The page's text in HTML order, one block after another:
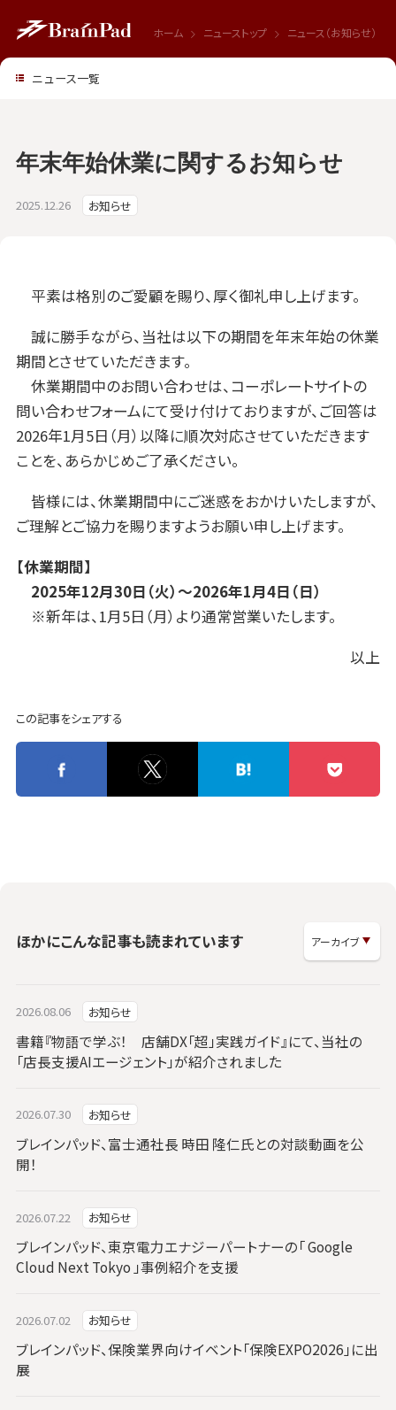
ホーム ニューストップ ニュース（お知らせ）
2025.12.26 お知らせ
年末年始休業に関するお知らせ
平素は格別のご愛顧を賜り、厚く御礼申し上げます。
誠に勝手ながら、当社は以下の期間を年末年始の休業
期間とさせていただきます。
休業期間中のお問い合わせは、コーポレートサイトの
問い合わせフォームにて受け付けておりますが、ご回答は
2026年1月5日（月）以降に順次対応させていただきます
ことを、あらかじめご了承ください。
皆様には、休業期間中にご迷惑をおかけいたしますが、
ご理解とご協力を賜りますようお願い申し上げます。
【休業期間】
2025年12月30日（火）～2026年1月4日（日）
※新年は、1月5日（月）より通常営業いたします。
以上
この記事をシェアする
ほかにこんな記事も読まれています
2026.08.06 お知らせ
書籍『物語で学ぶ！ 店舗DX「超」実践ガイド』にて、当社の
「店長支援AIエージェント」が紹介されました
2026.07.30 お知らせ
ブレインパッド、富士通社長 時田 隆仁氏との対談動画を公
開！
2026.07.22 お知らせ
ブレインパッド、東京電力エナジーパートナーの「 Google
Cloud Next Tokyo 」事例紹介を支援
2026.07.02 お知らせ
ブレインパッド、保険業界向けイベント「保険EXPO2026」に出
展
ニュース一覧